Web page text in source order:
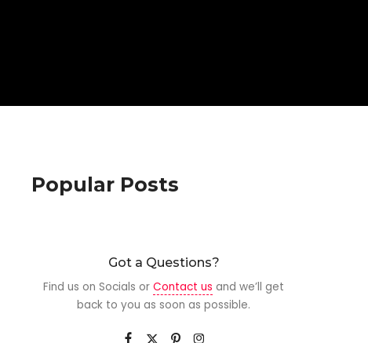
Popular Posts
Got a Questions?
Find us on Socials orContact us and we’ll get
back to you as soon as possible.